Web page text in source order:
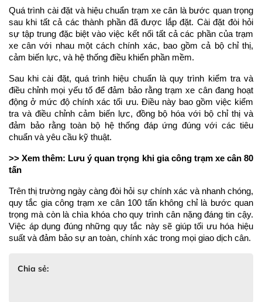
Quá trình cài đặt và hiệu chuẩn trạm xe cân là bước quan trọng
sau khi tất cả các thành phần đã được lắp đặt. Cài đặt đòi hỏi
sự tập trung đặc biệt vào việc kết nối tất cả các phần của trạm
xe cân với nhau một cách chính xác, bao gồm cả bộ chỉ thị,
cảm biến lực, và hệ thống điều khiển phần mềm.
Sau khi cài đặt, quá trình hiệu chuẩn là quy trình kiểm tra và
điều chỉnh mọi yếu tố để đảm bảo rằng trạm xe cân đang hoạt
động ở mức độ chính xác tối ưu. Điều này bao gồm việc kiểm
tra và điều chỉnh cảm biến lực, đồng bộ hóa với bộ chỉ thị và
đảm bảo rằng toàn bộ hệ thống đáp ứng đúng với các tiêu
chuẩn và yêu cầu kỹ thuật.
>> Xem thêm: Lưu ý quan trọng khi gia công trạm xe cân 80
tấn
Trên thị trường ngày càng đòi hỏi sự chính xác và nhanh chóng,
quy tắc gia công trạm xe cân 100 tấn không chỉ là bước quan
trọng mà còn là chìa khóa cho quy trình cân nặng đáng tin cậy.
Việc áp dụng đúng những quy tắc này sẽ giúp tối ưu hóa hiệu
suất và đảm bảo sự an toàn, chính xác trong mọi giao dịch cân.
Chia sẻ: